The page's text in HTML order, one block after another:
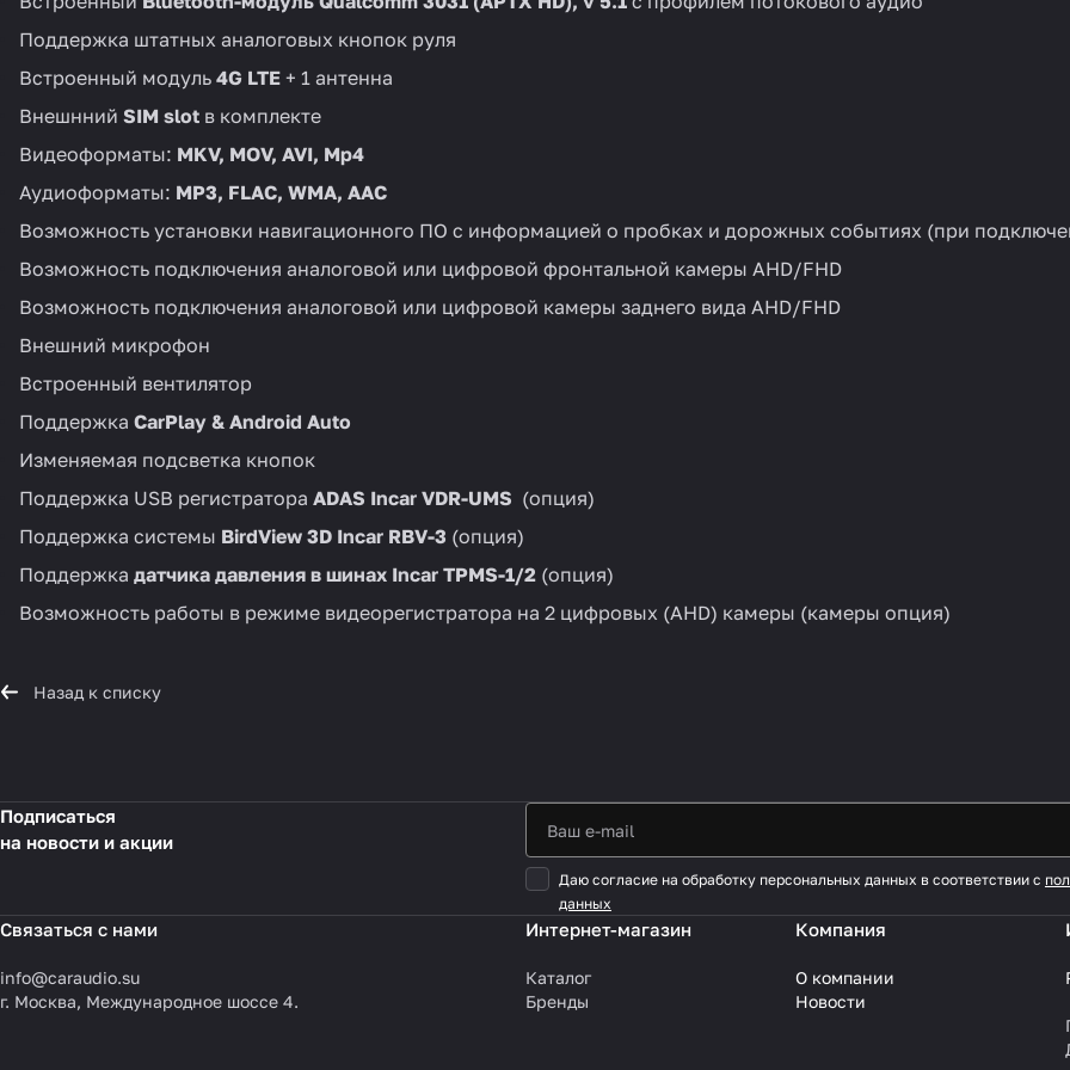
Поддержка штатных аналоговых кнопок руля
Встроенный модуль 4G LTE + 1 антенна
Внешнний SIM slot в комплекте
Видеоформаты: MKV, MOV, AVI, Mp4
Аудиоформаты: MP3, FLAC, WMA, AAC
Возможность установки навигационного ПО с информацией о пробках и дорожных событиях (при
Возможность подключения аналоговой или цифровой фронтальной камеры AHD/FHD
Возможность подключения аналоговой или цифровой камеры заднего вида AHD/FHD
Внешний микрофон
Встроенный вентилятор
Поддержка CarPlay & Android Auto
Изменяемая подсветка кнопок
Поддержка USB регистратора ADAS Incar VDR-UMS (опция)
Поддержка системы BirdView 3D Incar RBV-3 (опция)
Поддержка датчика давления в шинах Incar TPMS-1/2 (опция)
Возможность работы в режиме видеорегистратора на 2 цифровых (AHD) камеры (камеры опция)
Назад к списку
Подписаться
на новости и акции
Даю согласие на обработку персональных данных в соответствии с
данных
Связаться с нами
info@caraudio.su
г. Москва, Международное шоссе 4.
Интернет-магазин
Каталог
Бренды
Компания
О компании
Новости